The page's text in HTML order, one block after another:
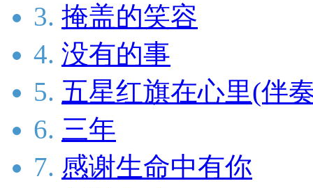
3. 掩盖的笑容
4. 没有的事
5. 五星红旗在心里(伴
6. 三年
7. 感谢生命中有你